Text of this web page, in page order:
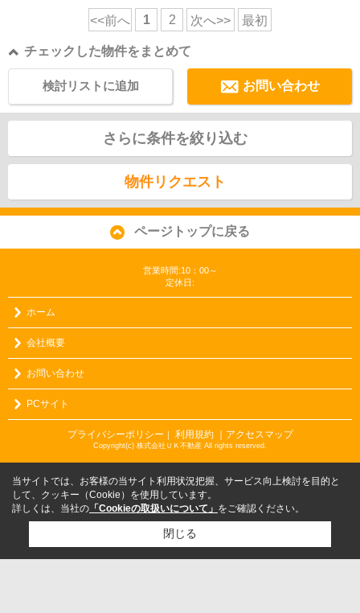
<<前へ 1 2 次へ>> 最初
チェックした物件をまとめて
お問い合わせ
検討リストに追加
さらに条件を絞り込む
物件リクエスト
ページトップに戻る
営業時間:10：00～
定休日:
ホーム
会社概要
お問い合わせ
PCサイト
プライバシーポリシー ｜ 利用規約 ｜アクセスマップ
Copyright(c) 株式会社ＵＫ不動産 All rights reserved.
当サイトでは、お客様の当サイト利用状況把握、サービス向上検討を目的と
して、クッキー（Cookie）を使用しています。
詳しくは、当社の 「Cookieの取扱いについて」 をご確認ください。
閉じる